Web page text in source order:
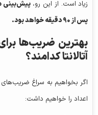
زیاد است. از این رو،
پس از ۹۰ دقیقه خواهد بود.
بهترین ضریب‌ها
آتالانتا کدامند؟
اگر بخواهیم به سراغ ضریب‌های
اعداد را خواهیم داشت: